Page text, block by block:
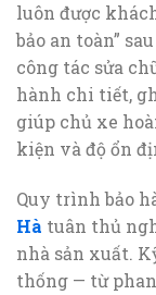
luôn được
bảo an toàn”
công tác sửa
hành chi tiết,
giúp chủ xe
kiện và độ ổn
Quy trình bảo
Hà tuân thủ
nhà sản xuất.
thống — từ